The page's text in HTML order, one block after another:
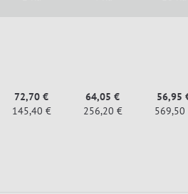
72,70 €
145,40 €
64,05 €
256,20 €
56,95
569,50